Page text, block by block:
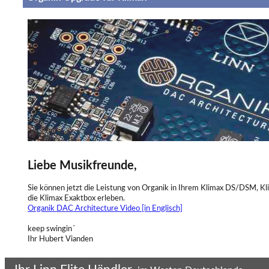
Liebe Musikfreunde,
Sie können jetzt die Leistung von Organik in Ihrem Klimax DS/DSM,
die Klimax Exaktbox erleben.
Organik DAC Architecture Video [in Englisch]
keep swingin´
Ihr Hubert Vianden